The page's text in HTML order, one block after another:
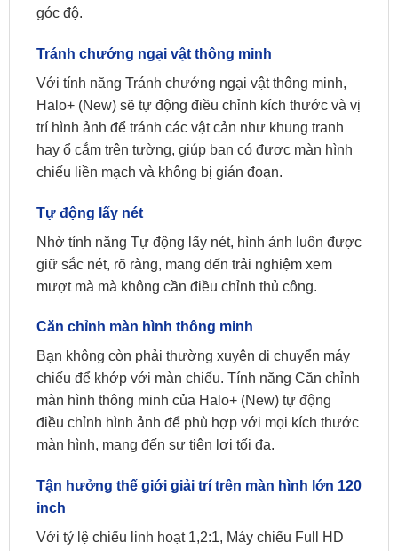
góc độ.
Tránh chướng ngại vật thông minh
Với tính năng Tránh chướng ngại vật thông minh,
Halo+ (New) sẽ tự động điều chỉnh kích thước và vị
trí hình ảnh để tránh các vật cản như khung tranh
hay ổ cắm trên tường, giúp bạn có được màn hình
chiếu liền mạch và không bị gián đoạn.
Tự động lấy nét
Nhờ tính năng Tự động lấy nét, hình ảnh luôn được
giữ sắc nét, rõ ràng, mang đến trải nghiệm xem
mượt mà mà không cần điều chỉnh thủ công.
Căn chỉnh màn hình thông minh
Bạn không còn phải thường xuyên di chuyển máy
chiếu để khớp với màn chiếu. Tính năng Căn chỉnh
màn hình thông minh của Halo+ (New) tự động
điều chỉnh hình ảnh để phù hợp với mọi kích thước
màn hình, mang đến sự tiện lợi tối đa.
Tận hưởng thế giới giải trí trên màn hình lớn 120
inch
Với tỷ lệ chiếu linh hoạt 1,2:1, Máy chiếu Full HD